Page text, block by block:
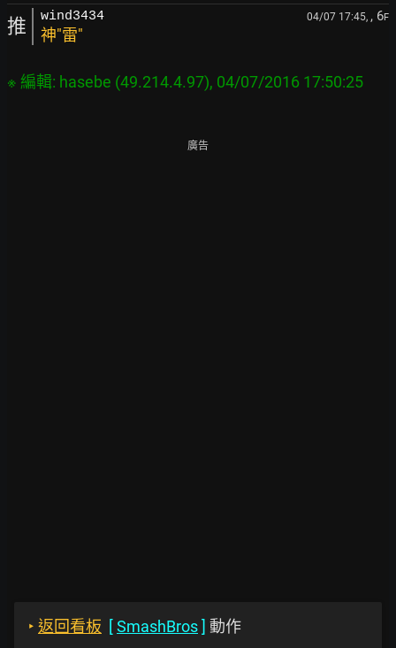
推 wind3434 04/07 17:45, , 6F
神"雷"
廣告
‣ 返回看板 [SmashBros] 動作